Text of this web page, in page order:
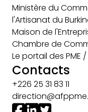
Ministère du
l'Artisanat du
Maison de
Chambre de
Le portail des PME
Contacts
+226 25 31 83 11